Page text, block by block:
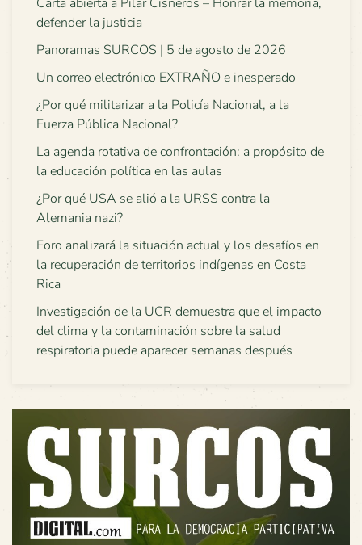
defender la justicia
Panoramas SURCOS | 5 de agosto de 2026
Un correo electrónico EXTRAÑO e inesperado
¿Por qué militarizar a la Policía Nacional, a la
Fuerza Pública Nacional?
La agenda rotativa de confrontación: a propósito de
la educación política en las aulas
¿Por qué USA se alió a la URSS contra la
Alemania nazi?
Foro analizará la situación actual y los desafíos en
la recuperación de territorios indígenas en Costa
Rica
Investigación de la UCR demuestra que el impacto
del clima y la contaminación sobre la salud
respiratoria puede aparecer semanas después